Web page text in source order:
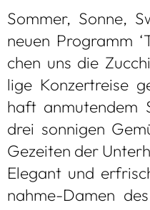
Som­mer, Sonne,
neuen Pro­gramm
chen uns die
lige Kon­zert­reise
haft anmu­ten­dem
drei son­ni­gen
Gezei­ten der
Ele­gant und
nahme-Damen